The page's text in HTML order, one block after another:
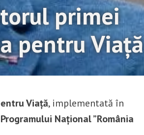
primei
pentru Viață
Viață, implementată în
Programului Național ”România